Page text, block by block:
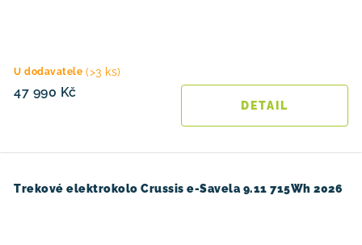
U dodavatele (>3 ks)
47 990 Kč
Trekové elektrokolo Crussis e-Savela 9.11 715Wh 2026